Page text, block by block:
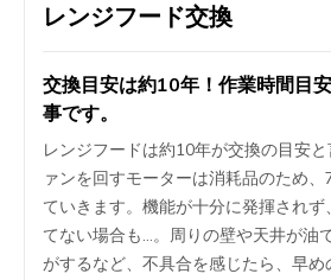
レンジフード交換
交換目安は約10年！作業時間目
事です。
レンジフードは約10年が交換の目安
ァンを回すモーターは消耗品のため
ていきます。機能が十分に発揮されず
てない場合も…。周りの壁や天井が油
がするなど、不具合を感じたら、早